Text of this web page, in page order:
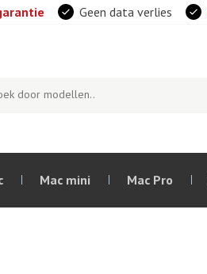
Geen data verlies
Mac mini Mac Pro